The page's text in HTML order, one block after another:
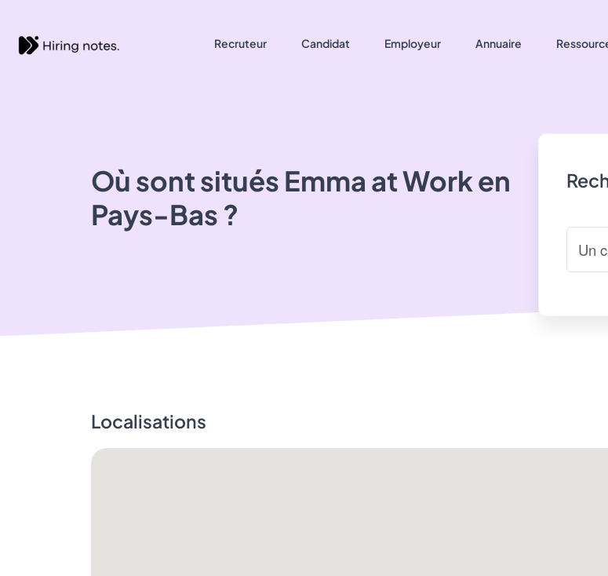
Recruteur Candidat Employeur Annuaire
Où sont situés Emma at Worken
Pays-Bas ?
Localisations